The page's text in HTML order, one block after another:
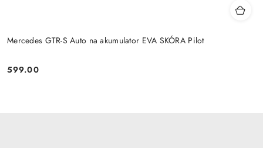
Mercedes GTR-S Auto na akumulator EVA SKÓRA Pilot
Cena:
599.00